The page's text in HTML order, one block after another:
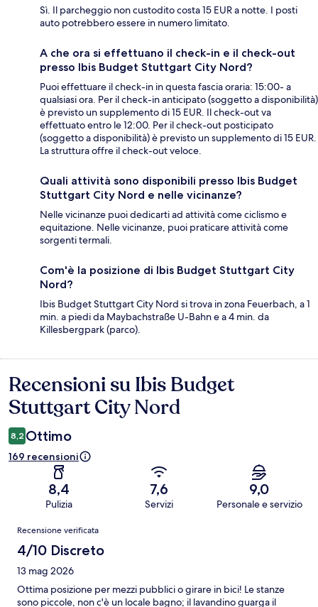
Sì. Il parcheggio non custodito costa 15 EUR a notte. I posti
auto potrebbero essere in numero limitato.
A che ora si effettuano il check-in e il check-out
presso Ibis Budget Stuttgart City Nord?
Puoi effettuare il check-in in questa fascia oraria: 15:00- a
qualsiasi ora. Per il check-in anticipato (soggetto a disponibilità)
è previsto un supplemento di 15 EUR. Il check-out va
effettuato entro le 12:00. Per il check-out posticipato
(soggetto a disponibilità) è previsto un supplemento di 15 EUR.
La struttura offre il check-out veloce.
Quali attività sono disponibili presso Ibis Budget
Stuttgart City Nord e nelle vicinanze?
Nelle vicinanze puoi dedicarti ad attività come ciclismo e
equitazione. Nelle vicinanze, puoi praticare attività come
sorgenti termali.
Com'è la posizione di Ibis Budget Stuttgart City
Nord?
Ibis Budget Stuttgart City Nord si trova in zona Feuerbach, a 1
min. a piedi da Maybachstraße U-Bahn e a 4 min. da
Killesbergpark (parco).
Recensioni
Recensioni su Ibis Budget
Stuttgart City Nord
8,2 Ottimo
169 recensioni
8,4
Pulizia
7,6
Servizi
9,0
Personale e servizio
Recensioni
Recensione verificata
4/10 Discreto
13 mag 2026
Ottima posizione per mezzi pubblici o girare in bici! Le stanze
sono piccole, non c'è un locale bagno; il lavandino guarga il